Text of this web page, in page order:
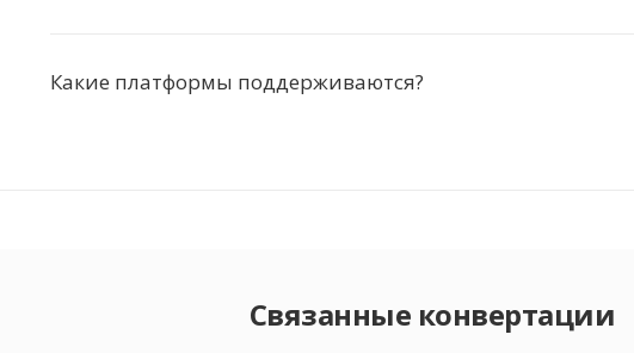
Какие платформы поддерживаются?
Связанные конвертации